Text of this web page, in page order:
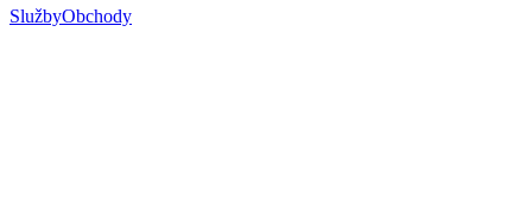
SlužbyObchody